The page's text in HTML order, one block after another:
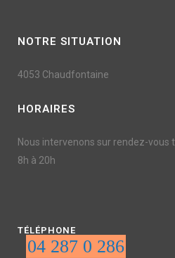
NOTRE SITUATION
4053 Chaudfontaine
HORAIRES
Nous intervenons sur rendez-vous
8h à 20h
TÉLÉPHONE
04 287 0 286